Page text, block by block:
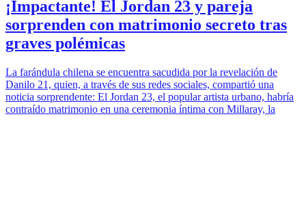
¡Impactante! El Jordan 23 y pareja
sorprenden con matrimonio secreto tras
graves polémicas
La farándula chilena se encuentra sacudida por la revelación de
Danilo 21, quien, a través de sus redes sociales, compartió una
noticia sorprendente: El Jordan 23, el popular artista urbano, habría
contraído matrimonio en una ceremonia íntima con Millaray, la